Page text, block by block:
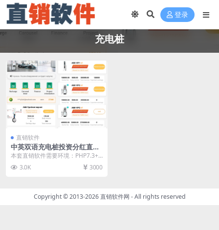
登录
充电桩
直销软件
中英双语充电桩投资分红直销
软件 直销系统 直销管理软件
本套直销软件需要环境：PHP7.3+
MYSQL，是一套中英双语充电桩投
资分红直销...
3.0K 3000
Copyright © 2013-2026直销软件网 - All rights reserved